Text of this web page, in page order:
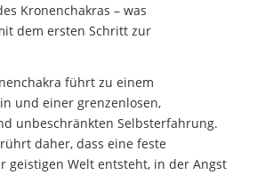
Kronenchakras – was
dem ersten Schritt zur
führt zu einem
und einer grenzenlosen,
unbeschränkten Selbsterfahrung.
daher, dass eine feste
geistigen Welt entsteht, in der Angst